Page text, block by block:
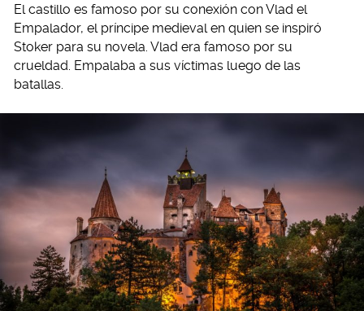
El castillo es famoso por su conexión con Vlad el
Empalador, el príncipe medieval en quien se inspiró
Stoker para su novela. Vlad era famoso por su
crueldad. Empalaba a sus víctimas luego de las
batallas.